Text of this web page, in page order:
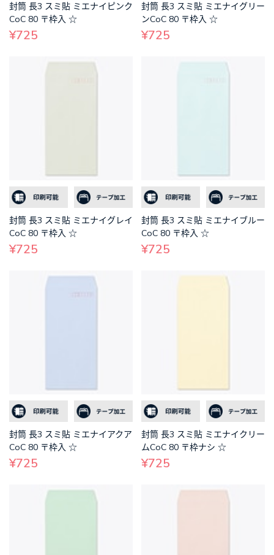
封筒 長3 スミ貼 ミエナイピンク
CoC 80 〒枠入 ☆
¥725
封筒 長3 スミ貼 ミエナイグリー
ンCoC 80 〒枠入 ☆
¥725
封筒 長3 スミ貼 ミエナイグレイ
CoC 80 〒枠入 ☆
¥725
封筒 長3 スミ貼 ミエナイブルー
CoC 80 〒枠入 ☆
¥725
封筒 長3 スミ貼 ミエナイアクア
CoC 80 〒枠入 ☆
¥725
封筒 長3 スミ貼 ミエナイクリー
ムCoC 80 〒枠ナシ ☆
¥725